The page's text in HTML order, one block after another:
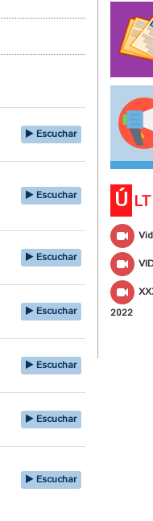
Escuchar
Escuchar
Escuchar
Escuchar
Escuchar
Escuchar
Escuchar
Ú
2022